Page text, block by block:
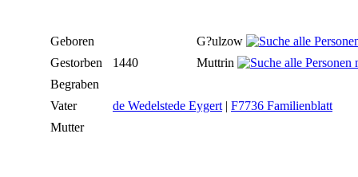
Geboren
G?ulzow
Gestorben
1440
Muttrin
Begraben
Vater
de Wedelstede Eygert| F7736 Familienblatt
Mutter